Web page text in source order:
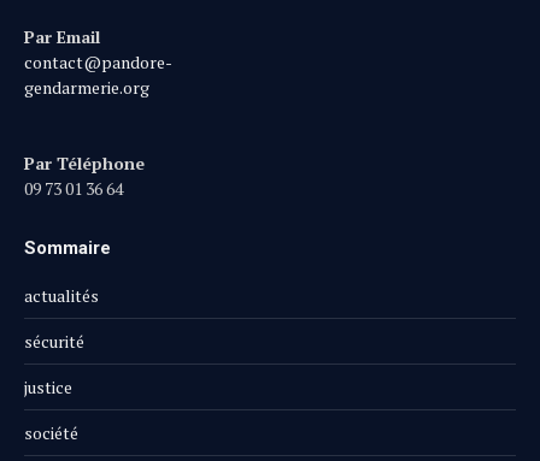
Par Email
contact@pandore-
gendarmerie.org
Par Téléphone
09 73 01 36 64
Sommaire
actualités
sécurité
justice
société